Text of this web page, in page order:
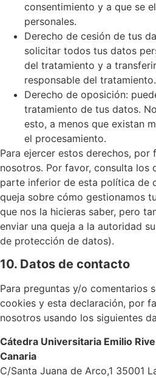
consentimiento y a que se
personales.
Derecho de cesión de tus
solicitar todos tus datos
del tratamiento y a
responsable del tratamiento.
Derecho de oposición:
tratamiento de tus datos.
esto, a menos que existan
el procesamiento.
Para ejercer estos derechos, por
nosotros. Por favor, consulta los
parte inferior de esta política de
queja sobre cómo gestionamos
que nos la hicieras saber, pero
enviar una queja a la autoridad
de protección de datos).
10. Datos de contacto
Para preguntas y/o comentarios
cookies y esta declaración, por
nosotros usando los siguientes
Cátedra Universitaria Emilio
Canaria
C/Santa Juana de Arco,1 35001